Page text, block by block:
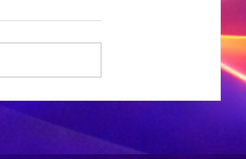
'n Ligte
tref Welkom